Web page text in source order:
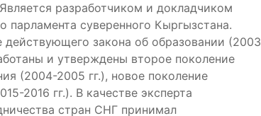
разработчиком и докладчиком
парламента суверенного Кыргызстана.
закона об образовании (2003
и утверждены второе поколение
(2004-2005 гг.), новое поколение
2016 гг.). В качестве эксперта
стран СНГ принимал